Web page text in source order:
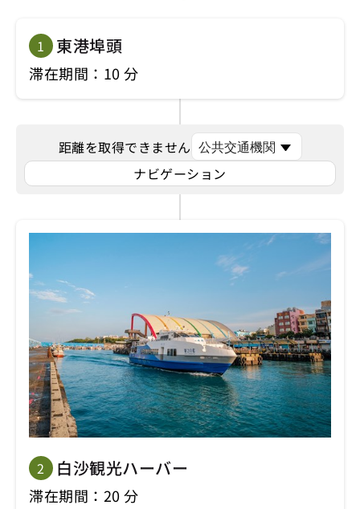
1 東港埠頭
滞在期間：10 分
距離を取得できません
ナビゲーション
2 白沙観光ハーバー
滞在期間：20 分